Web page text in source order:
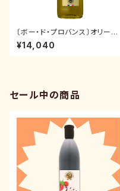
〔ボー・ド・プロバンス〕オリーブ
オイル バージン 1L
¥14,040
セール中の商品